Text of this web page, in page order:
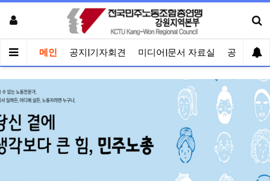
메인 공지|기자회견 미디어|문서 자료실 공유게시